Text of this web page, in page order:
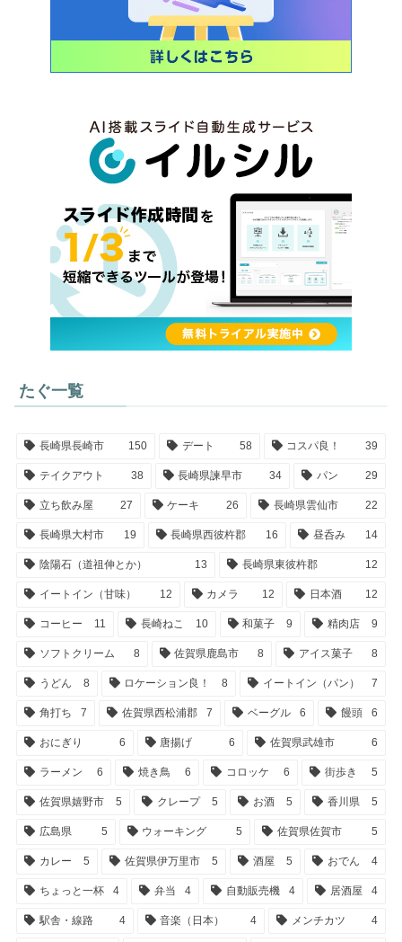
たぐ一覧
長崎県長崎市 150 デート 58 コスパ良！ 39
テイクアウト 38 長崎県諫早市 34 パン 29
立ち飲み屋 27 ケーキ 26 長崎県雲仙市 22
長崎県大村市 19 長崎県西彼杵郡 16 昼呑み 14
陰陽石（道祖伸とか） 13 長崎県東彼杵郡 12
イートイン（甘味） 12 カメラ 12 日本酒 12
コーヒー 11 長崎ねこ 10 和菓子 9 精肉店 9
ソフトクリーム 8 佐賀県鹿島市 8 アイス菓子 8
うどん 8 ロケーション良！ 8 イートイン（パン） 7
角打ち 7 佐賀県西松浦郡 7 ベーグル 6 饅頭 6
おにぎり 6 唐揚げ 6 佐賀県武雄市 6
ラーメン 6 焼き鳥 6 コロッケ 6 街歩き 5
佐賀県嬉野市 5 クレープ 5 お酒 5 香川県 5
広島県 5 ウォーキング 5 佐賀県佐賀市 5
カレー 5 佐賀県伊万里市 5 酒屋 5 おでん 4
ちょっと一杯 4 弁当 4 自動販売機 4 居酒屋 4
駅舎・線路 4 音楽（日本） 4 メンチカツ 4